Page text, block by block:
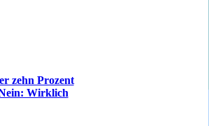
zehn Prozent
Wirklich